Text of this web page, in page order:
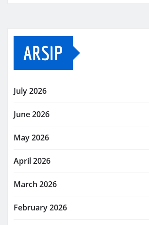
ARSIP
July 2026
June 2026
May 2026
April 2026
March 2026
February 2026